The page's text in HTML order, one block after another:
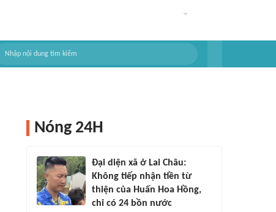
Nóng 24H
Đại diện xã ở Lai Châu:
Không tiếp nhận tiền từ
thiện của Huấn Hoa Hồng,
chỉ có 24 bồn nước